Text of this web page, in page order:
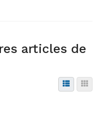
articles de